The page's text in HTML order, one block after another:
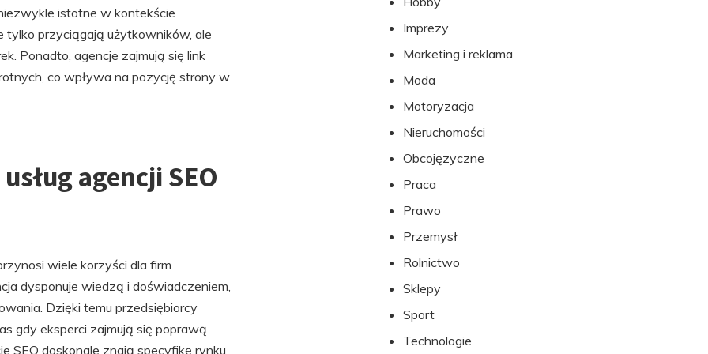
istotne w kontekście
tylko przyciągają użytkowników, ale
Ponadto, agencje zajmują się link
co wpływa na pozycję strony w
agencji SEO
wiele korzyści dla firm
dysponuje wiedzą i doświadczeniem,
Dzięki temu przedsiębiorcy
gdy eksperci zajmują się poprawą
SEO doskonale znają specyfikę rynku
Imprezy
Marketing i reklama
Moda
Motoryzacja
Nieruchomości
Obcojęzyczne
Praca
Prawo
Przemysł
Rolnictwo
Sklepy
Sport
Technologie